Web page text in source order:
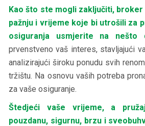
Kao što ste mogli zaključiti, broker
pažnju i vrijeme koje bi utrošili za
osiguranja usmjerite na nešto
prvenstveno vaš interes, stavljajući
analizirajući široku ponudu svih
tržištu. Na osnovu vaših potreba
za vaše osiguranje.
Štedjeći vaše vrijeme, a
pouzdanu, sigurnu, brzu i